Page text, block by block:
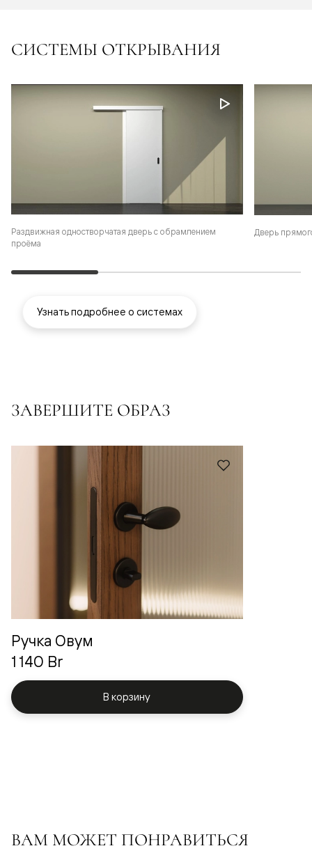
СИСТЕМЫ ОТКРЫВАНИЯ
Раздвижная одностворчатая дверь с обрамлением
проёма
Дверь
Узнать подробнее о системах
ЗАВЕРШИТЕ ОБРАЗ
Ручка Овум
1 140 Br
В корзину
ВАМ МОЖЕТ ПОНРАВИТЬСЯ